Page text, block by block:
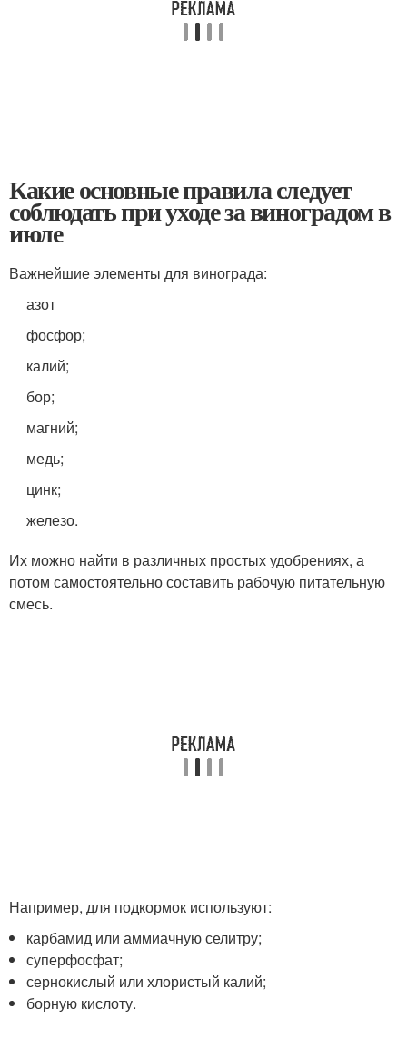
Какие основные правила следует
соблюдать при уходе за виноградом в
июле
Важнейшие элементы для винограда:
азот
фосфор;
калий;
бор;
магний;
медь;
цинк;
железо.
Их можно найти в различных простых удобрениях, а
потом самостоятельно составить рабочую питательную
смесь.
Например, для подкормок используют:
карбамид или аммиачную селитру;
суперфосфат;
сернокислый или хлористый калий;
борную кислоту.